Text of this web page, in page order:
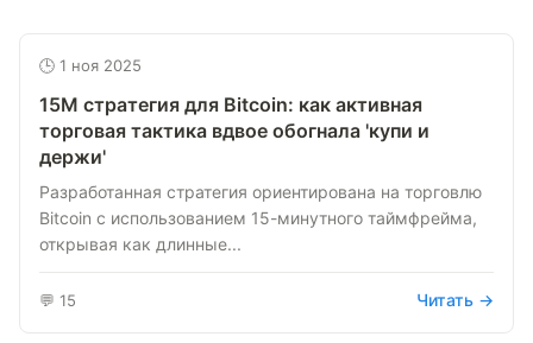
🕒 1 ноя 2025
15M стратегия для Bitcoin: как активная
торговая тактика вдвое обогнала 'купи и
держи'
Разработанная стратегия ориентирована на торговлю
Bitcoin с использованием 15-минутного таймфрейма,
открывая как длинные...
💬 15 Читать →